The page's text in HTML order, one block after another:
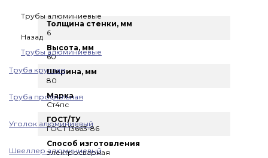
Трубы алюминиевые
Назад
Трубы алюминиевые
Труба круглая
Труба профильная
Уголок алюминиевый
Швеллер алюминиевый
Толщина стенки, мм
6
Высота, мм
60
Ширина, мм
80
Марка
Ст4пс
ГОСТ/ТУ
ГОСТ 13663-86
Способ изготовления
электросварная